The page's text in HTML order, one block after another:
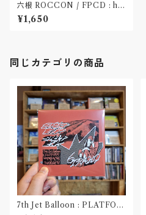
六根 ROCCON / FPCD : hol
y fade(CD)
¥1,650
同じカテゴリの商品
7th Jet Balloon : PLATFOR